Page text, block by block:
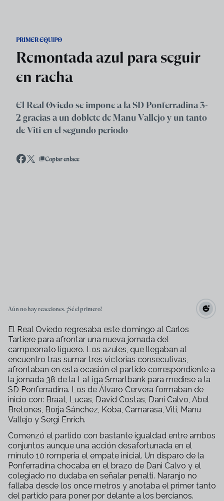
PRIMER EQUIPO
Remontada azul para seguir
en racha
El Real Oviedo se impone a la SD Ponferradina 3-
2 gracias a un doblete de Manu Vallejo y un tanto
de Viti en el segundo periodo
Copiar enlace
Aún no hay reacciones. ¡Sé el primero!
El Real Oviedo regresaba este domingo al Carlos
Tartiere para afrontar una nueva jornada del
campeonato liguero. Los azules, que llegaban al
encuentro tras sumar tres victorias consecutivas,
afrontaban en esta ocasión el partido correspondiente a
la jornada 38 de la LaLiga Smartbank para medirse a la
SD Ponferradina. Los de Álvaro Cervera formaban de
inicio con: Braat, Lucas, David Costas, Dani Calvo, Abel
Bretones, Borja Sánchez, Koba, Camarasa, Viti, Manu
Vallejo y Sergi Enrich.
Comenzó el partido con bastante igualdad entre ambos
conjuntos aunque una acción desafortunada en el
minuto 10 rompería el empate inicial. Un disparo de la
Ponferradina chocaba en el brazo de Dani Calvo y el
colegiado no dudaba en señalar penalti. Naranjo no
fallaba desde los once metros y anotaba el primer tanto
del partido para poner por delante a los bercianos.